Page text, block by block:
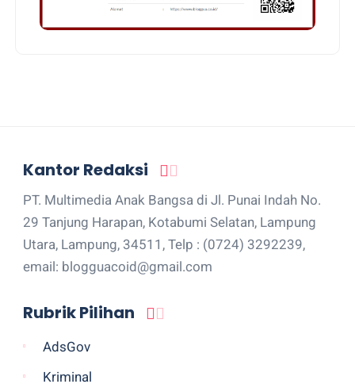
Kantor Redaksi
PT. Multimedia Anak Bangsa di Jl. Punai Indah No.
29 Tanjung Harapan, Kotabumi Selatan, Lampung
Utara, Lampung, 34511, Telp : (0724) 3292239,
email: blogguacoid@gmail.com
Rubrik Pilihan
AdsGov
Kriminal